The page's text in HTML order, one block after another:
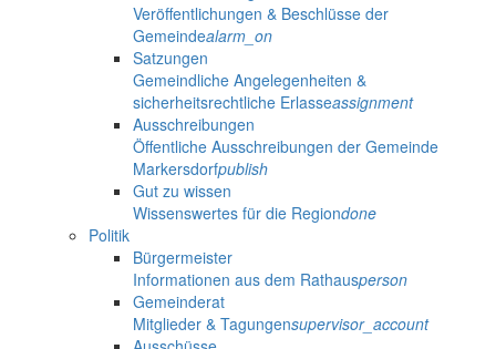
Veröffentlichungen & Beschlüsse der
Gemeindealarm_on
Satzungen
Gemeindliche Angelegenheiten &
sicherheitsrechtliche Erlasseassignment
Ausschreibungen
Öffentliche Ausschreibungen der Gemeinde
Markersdorfpublish
Gut zu wissen
Wissenswertes für die Regiondone
Politik
Bürgermeister
Informationen aus dem Rathausperson
Gemeinderat
Mitglieder & Tagungensupervisor_account